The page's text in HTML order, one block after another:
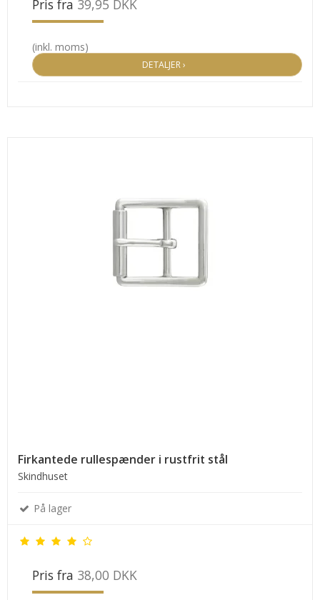
Pris fra 39,95 DKK
(inkl. moms)
DETALJER ›
Firkantede rullespænder i rustfrit stål
Skindhuset
På lager
Pris fra 38,00 DKK